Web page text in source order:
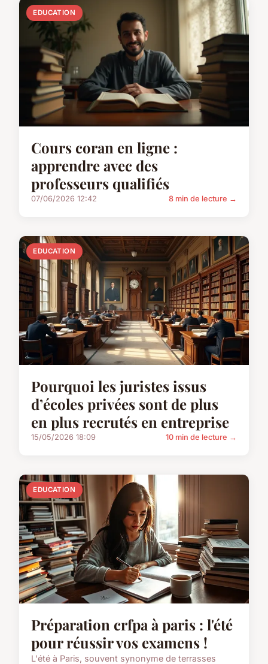
EDUCATION
Cours coran en ligne :
apprendre avec des
professeurs qualifiés
07/06/2026 12:42 8 min de lecture →
EDUCATION
Pourquoi les juristes issus
d’écoles privées sont de plus
en plus recrutés en entreprise
15/05/2026 18:09 10 min de lecture →
EDUCATION
Préparation crfpa à paris : l'été
pour réussir vos examens !
L'été à Paris, souvent synonyme de terrasses